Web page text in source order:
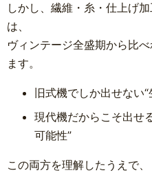
しかし、繊維・糸・仕上げ
は、
ヴィンテージ全盛期から比
ます。
旧式機でしか出せない
現代機だからこそ出せ
可能性”
この両方を理解したうえで、